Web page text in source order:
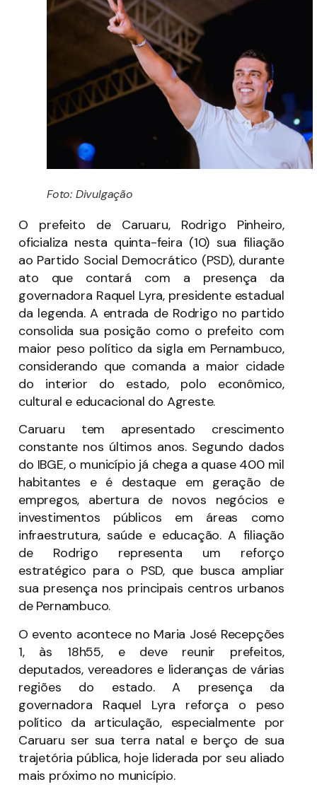
Foto: Divulgação
O prefeito de Caruaru, Rodrigo Pinheiro,
oficializa nesta quinta-feira (10) sua filiação
ao Partido Social Democrático (PSD), durante
ato que contará com a presença da
governadora Raquel Lyra, presidente estadual
da legenda. A entrada de Rodrigo no partido
consolida sua posição como o prefeito com
maior peso político da sigla em Pernambuco,
considerando que comanda a maior cidade
do interior do estado, polo econômico,
cultural e educacional do Agreste.
Caruaru tem apresentado crescimento
constante nos últimos anos. Segundo dados
do IBGE, o município já chega a quase 400 mil
habitantes e é destaque em geração de
empregos, abertura de novos negócios e
investimentos públicos em áreas como
infraestrutura, saúde e educação. A filiação
de Rodrigo representa um reforço
estratégico para o PSD, que busca ampliar
sua presença nos principais centros urbanos
de Pernambuco.
O evento acontece no Maria José Recepções
1, às 18h55, e deve reunir prefeitos,
deputados, vereadores e lideranças de várias
regiões do estado. A presença da
governadora Raquel Lyra reforça o peso
político da articulação, especialmente por
Caruaru ser sua terra natal e berço de sua
trajetória pública, hoje liderada por seu aliado
mais próximo no município.